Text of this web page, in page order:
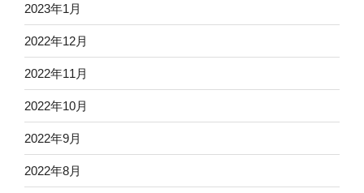
2023年1月
2022年12月
2022年11月
2022年10月
2022年9月
2022年8月